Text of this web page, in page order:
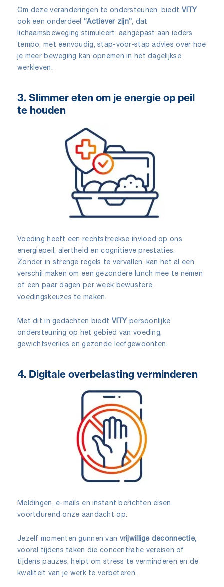
Om deze veranderingen te ondersteunen, biedt VITY
ook een onderdeel “Actiever zijn” , dat
lichaamsbeweging stimuleert, aangepast aan ieders
tempo, met eenvoudig, stap-voor-stap advies over hoe
je meer beweging kan opnemen in het dagelijkse
werkleven.
3. Slimmer eten om je energie op peil
te houden
Voeding heeft een rechtstreekse invloed op ons
energiepeil, alertheid en cognitieve prestaties.
Zonder in strenge regels te vervallen, kan het al een
verschil maken om een gezondere lunch mee te nemen
of een paar dagen per week bewustere
voedingskeuzes te maken.
Met dit in gedachten biedt VITY persoonlijke
ondersteuning op het gebied van voeding,
gewichtsverlies en gezonde leefgewoonten.
4. Digitale overbelasting verminderen
Meldingen, e-mails en instant berichten eisen
voortdurend onze aandacht op.
Jezelf momenten gunnen van vrijwillige deconnectie,
vooral tijdens taken die concentratie vereisen of
tijdens pauzes, helpt om stress te verminderen en de
kwaliteit van je werk te verbeteren.